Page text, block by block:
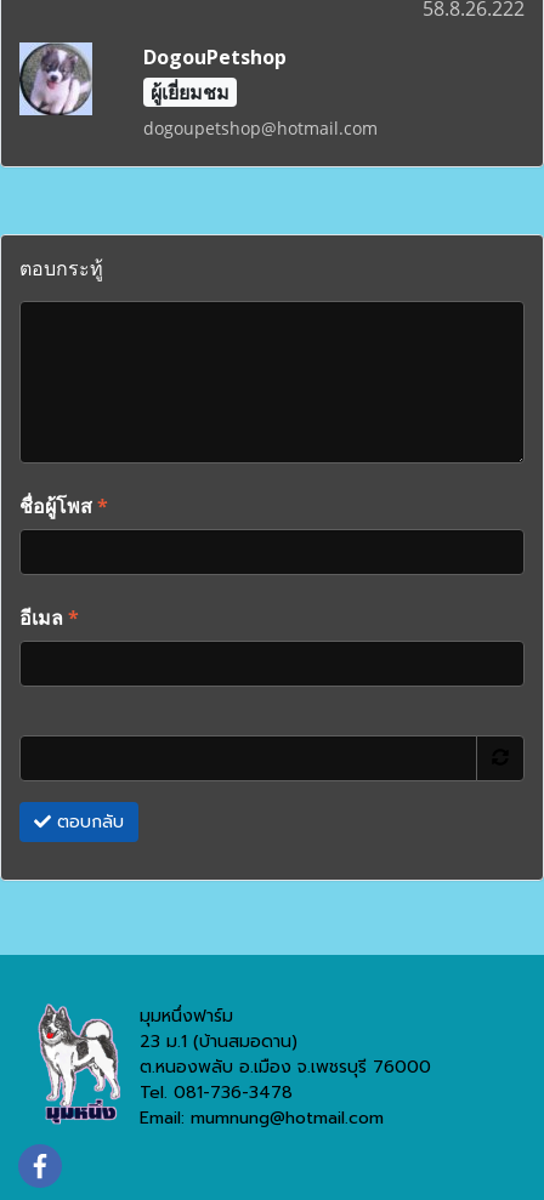
58.8.26.222
DogouPetshop
ผู้เยี่ยมชม
dogoupetshop@hotmail.com
ตอบกระทู้
ชื่อผู้โพส*
อีเมล *
ตอบกลับ
มุมหนึ่งฟาร์ม
23 ม.1 (บ้านสมอดาน)
ต.หนองพลับ อ.เมือง จ.เพชรบุรี 76000
Tel. 081-736-3478
Email: mumnung@hotmail.com